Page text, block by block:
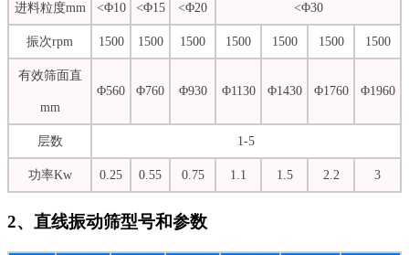
进料粒度mm <Φ10 <Φ15 <Φ20 <Φ30
振次rpm 1500 1500 1500 1500 1500 1500 1500
有效筛面直
mm
Φ560 Φ760 Φ930 Φ1130 Φ1430 Φ1760 Φ1960
层数 1-5
功率Kw 0.25 0.55 0.75 1.1 1.5 2.2 3
2、直线振动筛型号和参数